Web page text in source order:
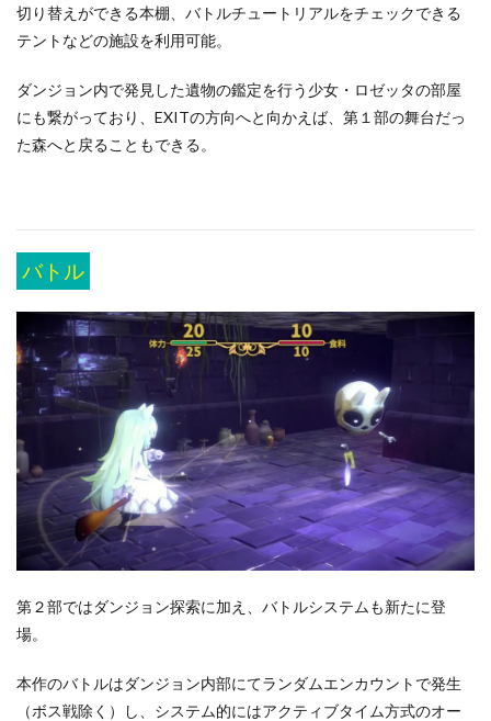
切り替えができる本棚、バトルチュートリアルをチェックできる
テントなどの施設を利用可能。
ダンジョン内で発見した遺物の鑑定を行う少女・ロゼッタの部屋
にも繋がっており、EXITの方向へと向かえば、第１部の舞台だっ
た森へと戻ることもできる。
バトル
第２部ではダンジョン探索に加え、バトルシステムも新たに登
場。
本作のバトルはダンジョン内部にてランダムエンカウントで発生
（ボス戦除く）し、システム的にはアクティブタイム方式のオー